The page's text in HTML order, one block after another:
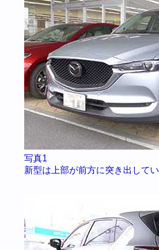
写真1
新型は上部が前方に突き出して